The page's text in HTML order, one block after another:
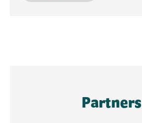
Partners